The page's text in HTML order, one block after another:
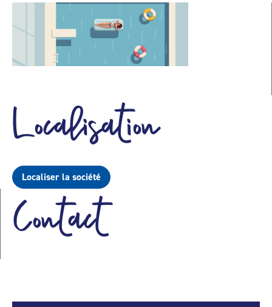
Localisation
Localiser la société
Contact